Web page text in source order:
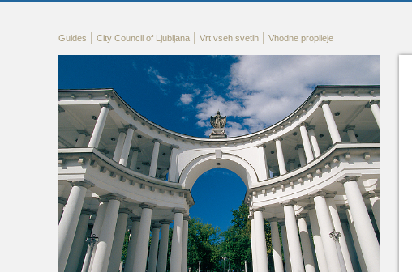
Guides City Council of Ljubljana Vrt vseh svetih Vhodne propileje